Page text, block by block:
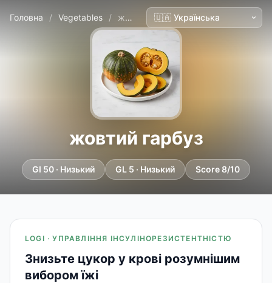
Головна / Vegetables / жовтий гарбуз
жовтий гарбуз
GI 50 · Низький GL 5 · Низький Score 8/10
LOGI · УПРАВЛІННЯ ІНСУЛІНОРЕЗИСТЕНТНІСТЮ
Знизьте цукор у крові розумнішим
вибором їжі